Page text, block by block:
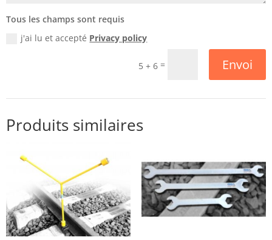
Tous les champs sont requis
j'ai lu et accepté Privacy policy
5 + 6 = Envoi
Produits similaires